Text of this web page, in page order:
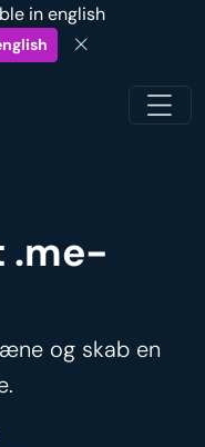
in english
.me-
og skab en